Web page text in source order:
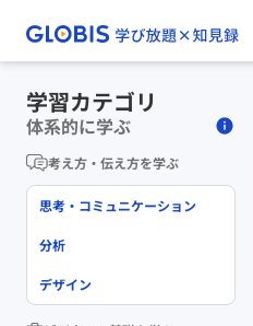
学習カテゴリ
体系的に学ぶ
考え方・伝え方を学ぶ
思考・コミュニケーション
分析
デザイン